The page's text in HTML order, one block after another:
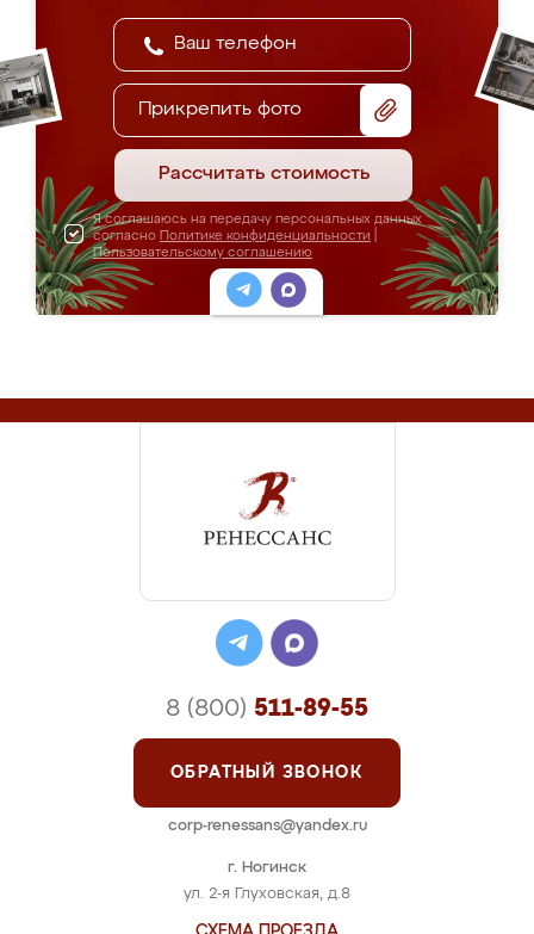
Прикрепить фото
Рассчитать стоимость
Я соглашаюсь на передачу персональных данных
согласно Политике конфиденциальности
Пользовательскому соглашению
г. Ногинск
ул. 2-я Глуховская, д.8
8 (800) 511-89-55
ОБРАТНЫЙ ЗВОНОК
corp-renessans@yandex.ru